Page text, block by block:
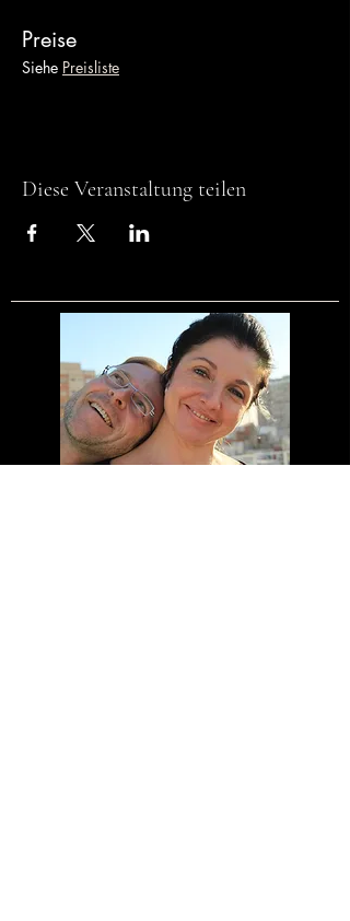
Preise
Siehe Preisliste
Diese Veranstaltung teilen